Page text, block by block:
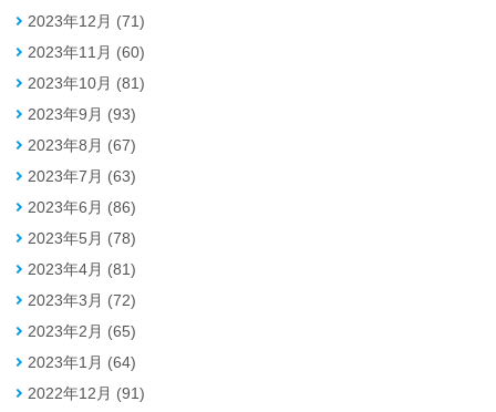
2023年12月 (71)
2023年11月 (60)
2023年10月 (81)
2023年9月 (93)
2023年8月 (67)
2023年7月 (63)
2023年6月 (86)
2023年5月 (78)
2023年4月 (81)
2023年3月 (72)
2023年2月 (65)
2023年1月 (64)
2022年12月 (91)